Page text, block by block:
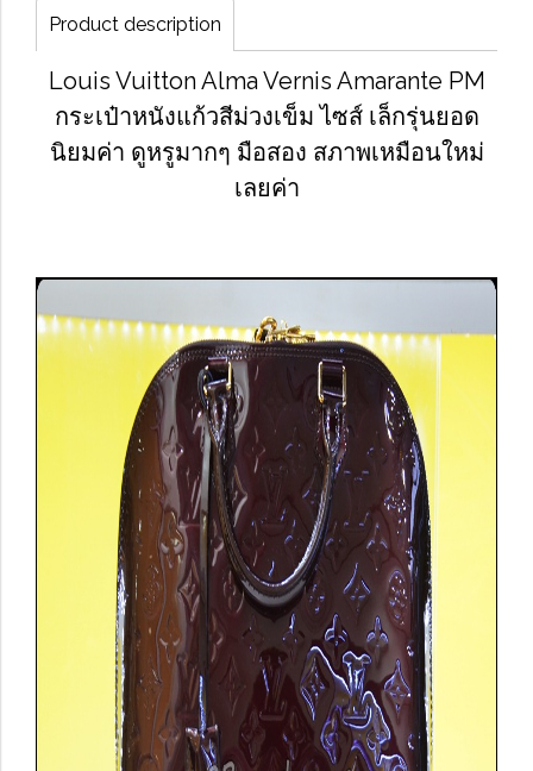
Product description
Louis Vuitton Alma Vernis Amarante PM
กระเป๋าหนังแก้วสีม่วงเข็ม ไซส์ เล็กรุ่นยอด
นิยมค่า ดูหรูมากๆ มือสอง สภาพเหมือนใหม่
เลยค่า